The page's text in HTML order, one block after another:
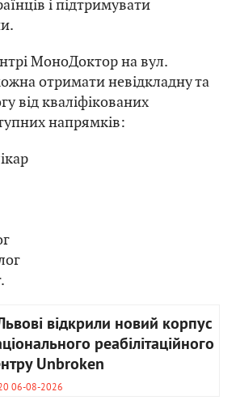
і підтримувати
МоноДоктор на вул.
отримати невідкладну та
від кваліфікованих
напрямків:
відкрили новий корпус
реабілітаційного
Unbroken
06-08-2026